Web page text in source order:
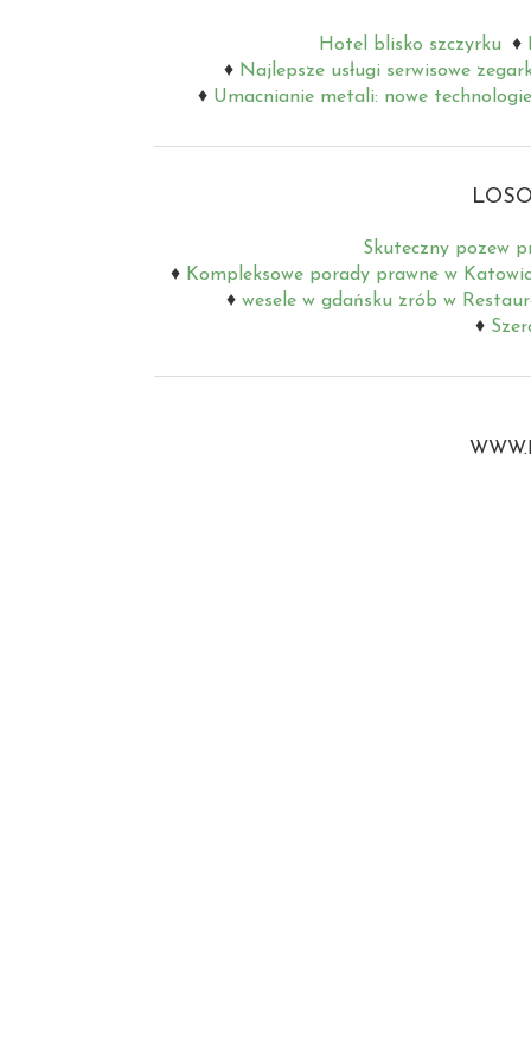
Hotel blisko szczyrku
Najlepsze usługi serwisowe
Umacnianie metali: nowe
Skuteczny pozew
Kompleksowe porady prawne w
wesele w gdańsku zrób w